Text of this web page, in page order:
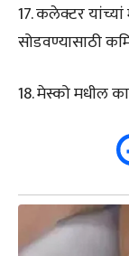
17. कलेक्टर यांच्यां
सोडवण्यासाठी
18. मेस्को मधील